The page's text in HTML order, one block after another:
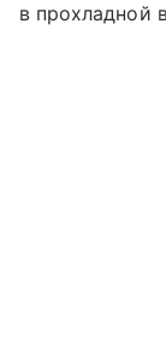
в прохладной